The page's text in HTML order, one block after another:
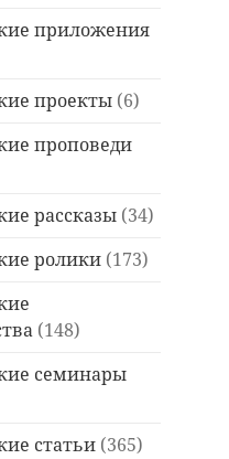
приложения
проекты (6)
проповеди
рассказы (34)
ролики (173)
(148)
семинары
статьи (365)